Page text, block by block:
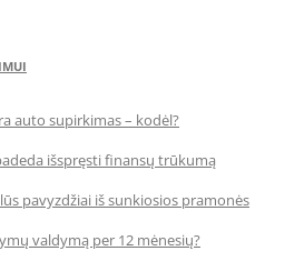
auto supirkimas – kodėl?
išspręsti finansų trūkumą
pavyzdžiai iš sunkiosios pramonės
valdymą per 12 mėnesių?